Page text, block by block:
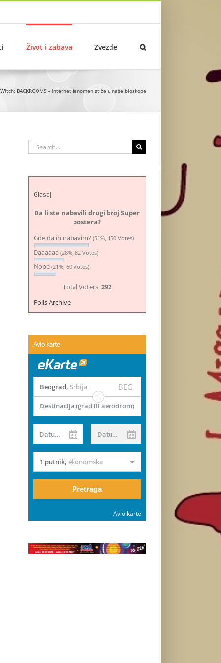
Život i zabava Zvezde
BACKROOMS – internet fenomen stiže u naše bioskope
Search
for:
Glasaj
Da li ste nabavili drugi broj Super
postera?
Gde da ih nabavim? (51%, 150 Votes)
Daaaaaa (28%, 82 Votes)
Nope (21%, 60 Votes)
Total Voters:292
Polls Archive
Avio karte
Beograd, Srbija BEG
Destinacija (grad ili aerodrom)
Datum od Datum do
1 putnik, ekonomska
Pretraga
Avio karte